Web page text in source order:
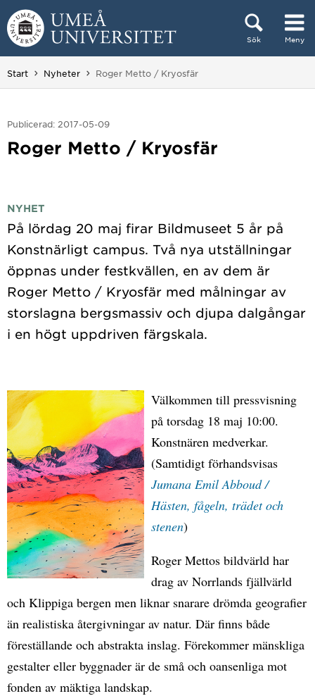
Hoppa direkt till innehållet
Sök Meny
Huvudmenyn dold.
Start Nyheter Du är här:
Roger Metto / Kryosfär
Publicerad: 2017-05-09
Roger Metto / Kryosfär
NYHET
På lördag 20 maj firar Bildmuseet 5 år på
Konstnärligt campus. Två nya utställningar
öppnas under festkvällen, en av dem är
Roger Metto / Kryosfär med målningar av
storslagna bergsmassiv och djupa dalgångar
Välkommen till pressvisning
på torsdag 18 maj 10:00.
Konstnären medverkar.
(Samtidigt förhandsvisas
Jumana Emil Abboud /
Hästen, fågeln, trädet och
stenen)
Roger Mettos bildvärld har
drag av Norrlands fjällvärld
och Klippiga bergen men liknar snarare drömda geografier
än realistiska återgivningar av natur. Där finns både
föreställande och abstrakta inslag. Förekommer mänskliga
gestalter eller byggnader är de små och oansenliga mot
fonden av mäktiga landskap.